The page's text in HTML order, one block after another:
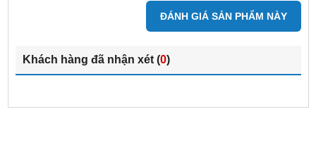
ĐÁNH GIÁ SẢN PHẨM NÀY
Khách hàng đã nhận xét (0)